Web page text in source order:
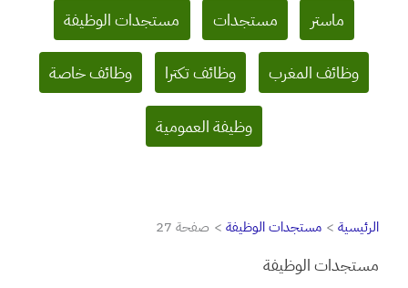
ماستر مستجدات مستجدات الوظيفة
وظائف المغرب وظائف تكترا وظائف خاصة
وظيفة العمومية
الرئيسية مستجدات الوظيفة صفحة 27
مستجدات الوظيفة